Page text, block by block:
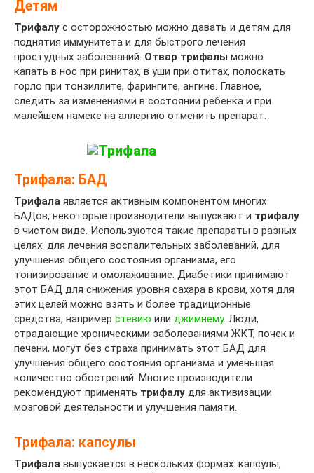
Детям
Трифалу с осторожностью можно давать и детям для
поднятия иммунитета и для быстрого лечения
простудных заболеваний. Отвар трифалы можно
капать в нос при ринитах, в уши при отитах, полоскать
горло при тонзиллите, фарингите, ангине. Главное,
следить за изменениями в состоянии ребенка и при
малейшем намеке на аллергию отменить препарат.
Трифала: БАД
Трифала является активным компонентом многих
БАДов, некоторые производители выпускают и трифалу
в чистом виде. Используются такие препараты в разных
целях: для лечения воспалительных заболеваний, для
улучшения общего состояния организма, его
тонизирование и омолаживание. Диабетики принимают
этот БАД для снижения уровня сахара в крови, хотя для
этих целей можно взять и более традиционные
средства, например стевию или джимнему. Люди,
страдающие хроническими заболеваниями ЖКТ, почек и
печени, могут без страха принимать этот БАД для
улучшения общего состояния организма и уменьшая
количество обострений. Многие производители
рекомендуют применять трифалу для активизации
мозговой деятельности и улучшения памяти.
Трифала: капсулы
Трифала выпускается в нескольких формах: капсулы,